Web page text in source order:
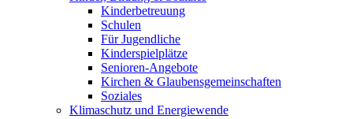
Kinderbetreuung
Schulen
Für Jugendliche
Kinderspielplätze
Senioren-Angebote
Kirchen & Glaubensgemeinschaften
Soziales
Klimaschutz und Energiewende